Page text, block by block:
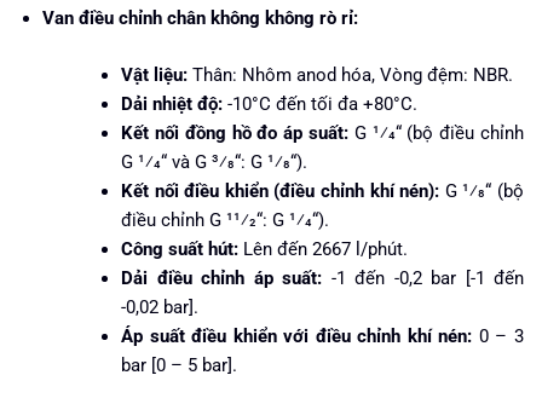
Van điều chỉnh chân không không rò rỉ:
Vật liệu: Thân: Nhôm anod hóa, Vòng đệm: NBR.
Dải nhiệt độ: -10°C đến tối đa +80°C.
Kết nối đồng hồ đo áp suất:G 1⁄4“ (bộ điều chỉnh
G 1⁄4“ và G 3⁄8“: G 1⁄8“).
Kết nối điều khiển (điều chỉnh khí nén): G 1⁄8“ (bộ
điều chỉnh G 11⁄2“: G 1⁄4“).
Công suất hút: Lên đến 2667 l/phút.
Dải điều chỉnh áp suất: -1 đến -0,2 bar [-1 đến
-0,02 bar].
Áp suất điều khiển với điều chỉnh khí nén: 0 – 3
bar [0 – 5 bar].